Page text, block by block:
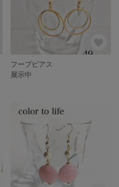
フープピアス
展示中